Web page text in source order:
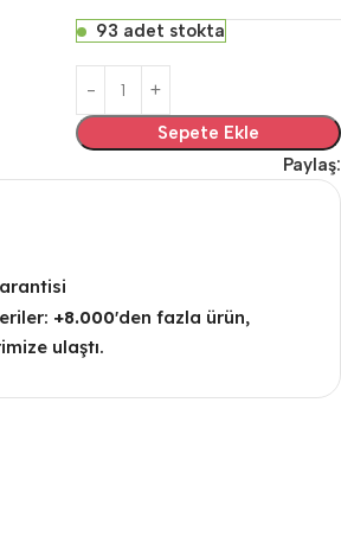
93 adet stokta
Sepete Ekle
Paylaş:
+8.000'den fazla ürün,
ulaştı.